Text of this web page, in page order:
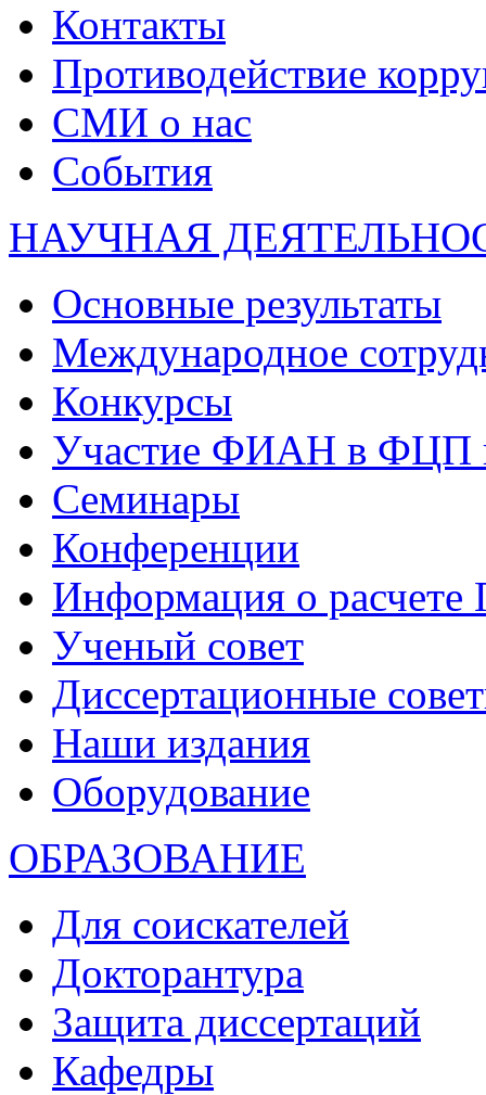
Контакты
Противодействие
СМИ о нас
События
НАУЧНАЯ
Основные результаты
Международное
Конкурсы
Участие ФИАН в ФЦП
Семинары
Конференции
Информация о
Ученый совет
Диссертационные
Наши издания
Оборудование
ОБРАЗОВАНИЕ
Для соискателей
Докторантура
Защита диссертаций
Кафедры